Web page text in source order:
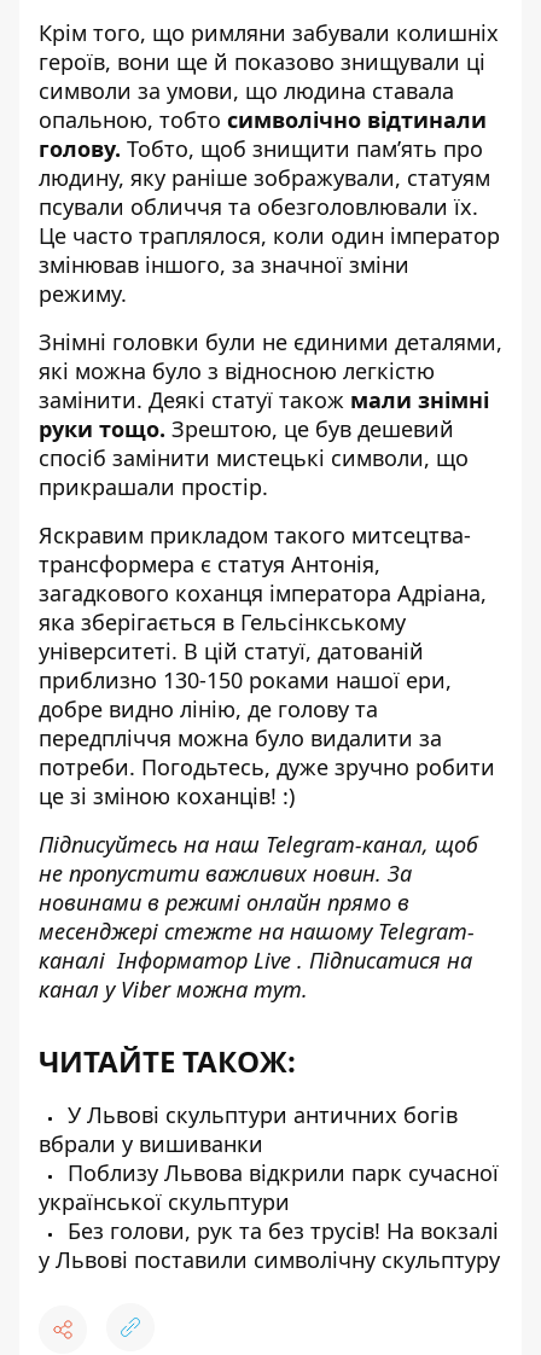
Крім того, що римляни забували колишніх
героїв, вони ще й показово знищували ці
символи за умови, що людина ставала
опальною, тобто символічно відтинали
голову. Тобто, щоб знищити пам’ять про
людину, яку раніше зображували, статуям
псували обличчя та обезголовлювали їх.
Це часто траплялося, коли один імператор
змінював іншого, за значної зміни
режиму.
Знімні головки були не єдиними деталями,
які можна було з відносною легкістю
замінити. Деякі статуї також мали знімні
руки тощо. Зрештою, це був дешевий
спосіб замінити мистецькі символи, що
прикрашали простір.
Яскравим прикладом такого митсецтва-
трансформера є статуя Антонія,
загадкового коханця імператора Адріана,
яка зберігається в Гельсінкському
університеті. В цій статуї, датованій
приблизно 130-150 роками нашої ери,
добре видно лінію, де голову та
передпліччя можна було видалити за
потреби. Погодьтесь, дуже зручно робити
це зі зміною коханців! :)
Підписуйтесь на наш Telegram-канал, щоб
не пропустити важливих новин. За
новинами в режимі онлайн прямо в
месенджері стежте на нашому Telegram-
каналіІнформатор Live . Підписатися на
канал у Viber можна тут.
ЧИТАЙТЕ ТАКОЖ:
У Львові скульптури античних богів
вбрали у вишиванки
Поблизу Львова відкрили парк сучасної
української скульптури
Без голови, рук та без трусів! На вокзалі
у Львові поставили символічну скульптуру